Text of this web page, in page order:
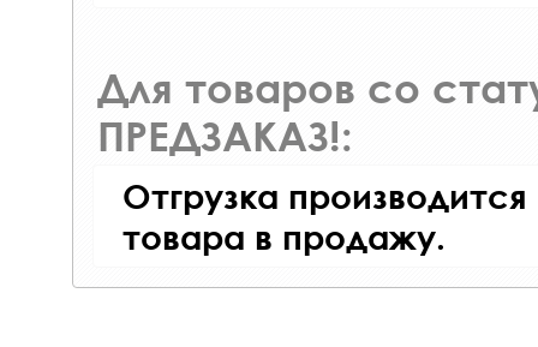
Для товаров со
ПРЕДЗАКАЗ!:
Отгрузка
товара в продажу.